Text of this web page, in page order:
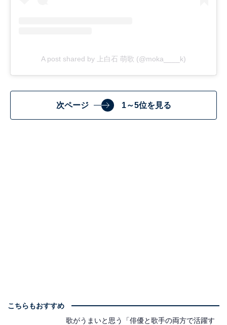
A post shared by 上白石 萌歌 (@moka____k)
次ページ 1～5位を見る
こちらもおすすめ
歌がうまいと思う「俳優と歌手の両方で活躍す